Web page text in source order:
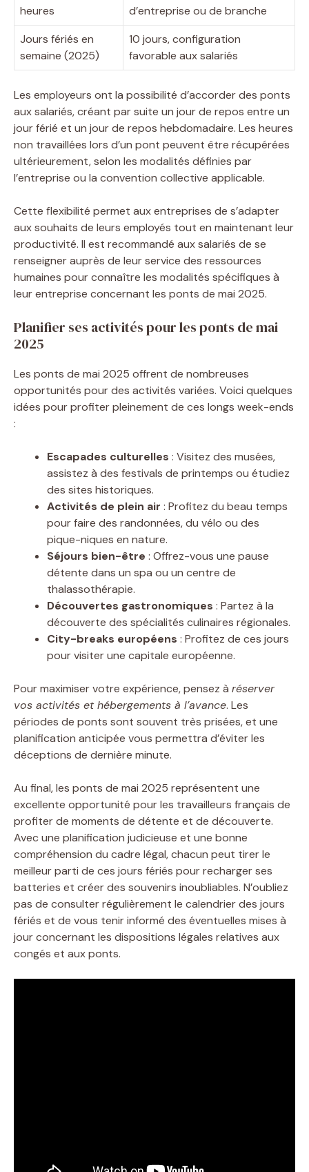
heures
d’entreprise ou de branche
Jours fériés en
semaine (2025)
10 jours, configuration
favorable aux salariés
Les employeurs ont la possibilité d’accorder des ponts
aux salariés, créant par suite un jour de repos entre un
jour férié et un jour de repos hebdomadaire. Les heures
non travaillées lors d’un pont peuvent être récupérées
ultérieurement, selon les modalités définies par
l’entreprise ou la convention collective applicable.
Cette flexibilité permet aux entreprises de s’adapter
aux souhaits de leurs employés tout en maintenant leur
productivité. Il est recommandé aux salariés de se
renseigner auprès de leur service des ressources
humaines pour connaître les modalités spécifiques à
leur entreprise concernant les ponts de mai 2025.
Planifier ses activités pour les ponts de mai
2025
Les ponts de mai 2025 offrent de nombreuses
opportunités pour des activités variées. Voici quelques
idées pour profiter pleinement de ces longs week-ends
:
Escapades culturelles : Visitez des musées,
assistez à des festivals de printemps ou étudiez
des sites historiques.
Activités de plein air : Profitez du beau temps
pour faire des randonnées, du vélo ou des
pique-niques en nature.
Séjours bien-être : Offrez-vous une pause
détente dans un spa ou un centre de
thalassothérapie.
Découvertes gastronomiques : Partez à la
découverte des spécialités culinaires régionales.
City-breaks européens : Profitez de ces jours
pour visiter une capitale européenne.
Pour maximiser votre expérience, pensez à réserver
vos activités et hébergements à l’avance. Les
périodes de ponts sont souvent très prisées, et une
planification anticipée vous permettra d’éviter les
déceptions de dernière minute.
Au final, les ponts de mai 2025 représentent une
excellente opportunité pour les travailleurs français de
profiter de moments de détente et de découverte.
Avec une planification judicieuse et une bonne
compréhension du cadre légal, chacun peut tirer le
meilleur parti de ces jours fériés pour recharger ses
batteries et créer des souvenirs inoubliables. N’oubliez
pas de consulter régulièrement le calendrier des jours
fériés et de vous tenir informé des éventuelles mises à
jour concernant les dispositions légales relatives aux
congés et aux ponts.